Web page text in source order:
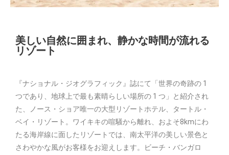
美しい自然に囲まれ、静かな時間が流れる
リゾート
『ナショナル・ジオグラフィック』誌にて「世界の奇跡の 1
つであり、地球上で最も素晴らしい場所の 1 つ」と紹介され
た、ノース・ショア唯一の大型リゾートホテル、タートル・
ベイ・リゾート。ワイキキの喧騒から離れ、およそ8kmにわ
たる海岸線に面したリゾートでは、南太平洋の美しい景色と
さわやかな風がお客様をお迎えします。ビーチ・バンガロ